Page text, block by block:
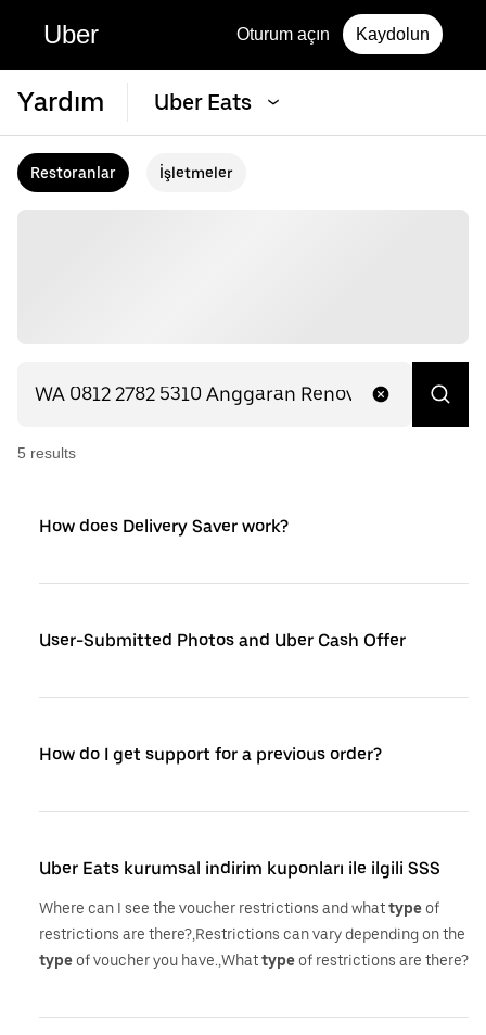
Uber Oturum açın Kaydolun
Yardım Uber Eats
Restoranlar İşletmeler
5 results
How does Delivery Saver work?
User-Submitted Photos and Uber Cash Offer
How do I get support for a previous order?
Uber Eats kurumsal indirim kuponları ile ilgili SSS
Where can I see the voucher restrictions and whattypeof
restrictions are there?,Restrictions can vary depending on the
typeof voucher you have.,Whattypeof restrictions are there?